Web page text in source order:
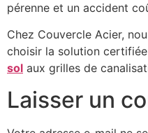
pérenne et un accident
Chez Couvercle Acier,
choisir la solution
sol aux grilles de
Laisser un